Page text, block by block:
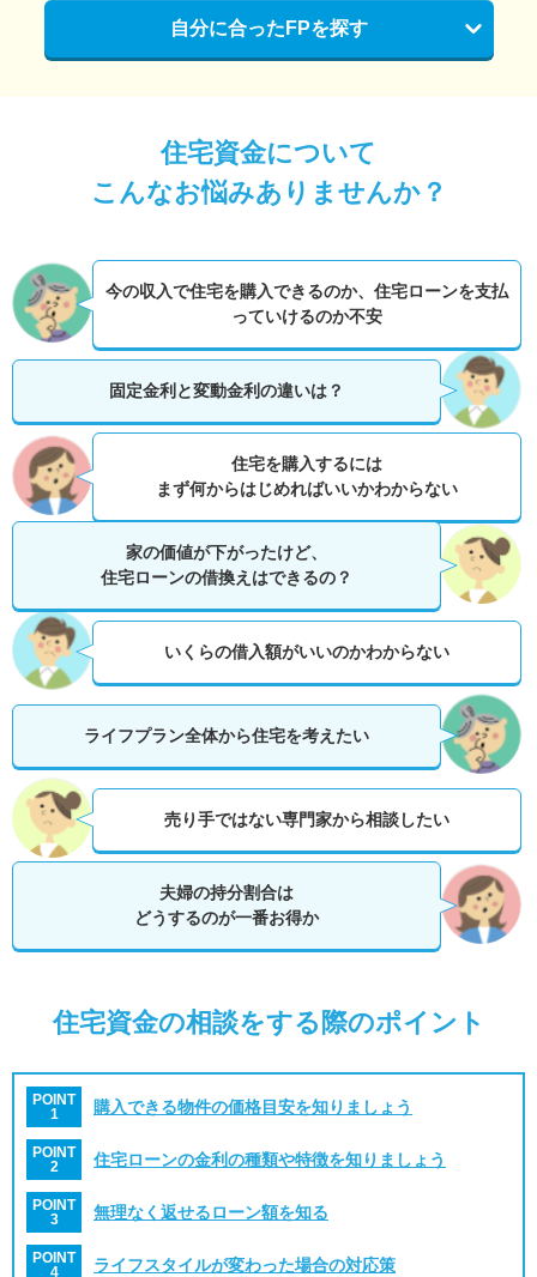
自分に合ったFPを探す
住宅資金について
こんなお悩みありませんか？
今の収入で住宅を購入できるのか、 住宅ローンを支払
っていけるのか不安
固定金利と変動金利の違いは？
住宅を購入するには
まず何からはじめればいいかわからない
家の価値が下がったけど、
住宅ローンの借換えはできるの？
いくらの借入額がいいのかわからない
ライフプラン全体から住宅を考えたい
売り手ではない専門家から相談したい
夫婦の持分割合は
どうするのが一番お得か
住宅資金の相談をする際のポイント
POINT
1
購入できる物件の価格目安を知りましょう
POINT
2
住宅ローンの金利の種類や特徴を知りましょう
POINT
3
無理なく返せるローン額を知る
POINT
4
ライフスタイルが変わった場合の対応策